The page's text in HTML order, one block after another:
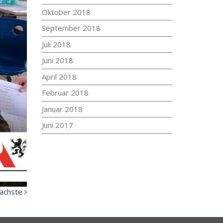
Nächste
Oktober 2018
September 2018
Juli 2018
Juni 2018
April 2018
Februar 2018
Januar 2018
Juni 2017